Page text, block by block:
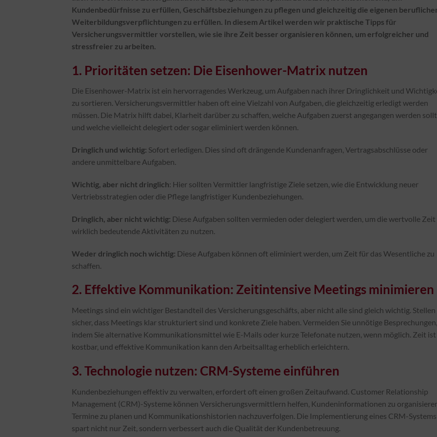
Kundenbedürfnisse zu erfüllen, Geschäftsbeziehungen zu pflegen und gleichzeitig die eigenen
Weiterbildungsverpflichtungen zu erfüllen. In diesem Artikel werden wir praktische Tipps für
Versicherungsvermittler vorstellen, wie sie ihre Zeit besser organisieren können, um erfolgreicher und
stressfreier zu arbeiten.
1. Prioritäten setzen: Die Eisenhower-Matrix nutzen
Die Eisenhower-Matrix ist ein hervorragendes Werkzeug, um Aufgaben nach ihrer Dringlichkeit und
zu sortieren. Versicherungsvermittler haben oft eine Vielzahl von Aufgaben, die gleichzeitig erledigt werden
müssen. Die Matrix hilft dabei, Klarheit darüber zu schaffen, welche Aufgaben zuerst angegangen werden
und welche vielleicht delegiert oder sogar eliminiert werden können.
Dringlich und wichtig: Sofort erledigen. Dies sind oft drängende Kundenanfragen, Vertragsabschlüsse oder
andere unmittelbare Aufgaben.
Wichtig, aber nicht dringlich: Hier sollten Vermittler langfristige Ziele setzen, wie die Entwicklung neuer
Vertriebsstrategien oder die Pflege langfristiger Kundenbeziehungen.
Dringlich, aber nicht wichtig: Diese Aufgaben sollten vermieden oder delegiert werden, um die wertvolle
wirklich bedeutende Aktivitäten zu nutzen.
Weder dringlich noch wichtig: Diese Aufgaben können oft eliminiert werden, um Zeit für das Wesentliche zu
schaffen.
2. Effektive Kommunikation: Zeitintensive Meetings minimieren
Meetings sind ein wichtiger Bestandteil des Versicherungsgeschäfts, aber nicht alle sind gleich wichtig. Stellen
sicher, dass Meetings klar strukturiert sind und konkrete Ziele haben. Vermeiden Sie unnötige Besprechungen,
indem Sie alternative Kommunikationsmittel wie E-Mails oder kurze Telefonate nutzen, wenn möglich. Zeit ist
kostbar, und effektive Kommunikation kann den Arbeitsalltag erheblich erleichtern.
3. Technologie nutzen: CRM-Systeme einführen
Kundenbeziehungen effektiv zu verwalten, erfordert oft einen großen Zeitaufwand. Customer Relationship
Management (CRM)-Systeme können Versicherungsvermittlern helfen, Kundeninformationen zu
Termine zu planen und Kommunikationshistorien nachzuverfolgen. Die Implementierung eines CRM-Systems
spart nicht nur Zeit, sondern verbessert auch die Qualität der Kundenbetreuung.